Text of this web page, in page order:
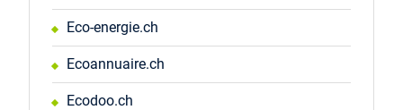
Eco-energie.ch
Ecoannuaire.ch
Ecodoo.ch